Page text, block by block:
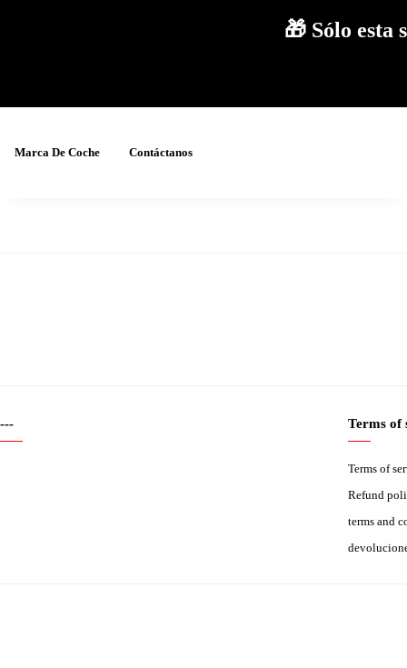
🎁 Sólo
Marca De Coche Contáctanos
--- Terms of
Terms of
Refund
terms and